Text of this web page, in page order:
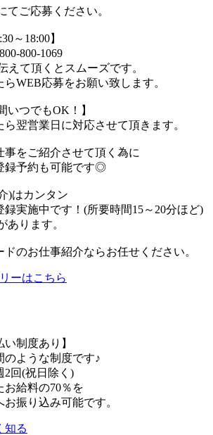
てご応募ください。
～18:00】
800-1069
えて頂くとスムーズです。
WEB応募をお願い致します。
いつでもOK！】
翌営業日に対応させて頂きます。
事をご紹介させて頂く為に
録予約も可能です◎
)はカンタン
実施中です！(所要時間15～20分ほど)
ります。
のお仕事紹介ならお任せください。
ーはこちら
い制度あり】
のような制度です♪
2回(祝日除く)
お給料の70％を
振り込み可能です。
知る